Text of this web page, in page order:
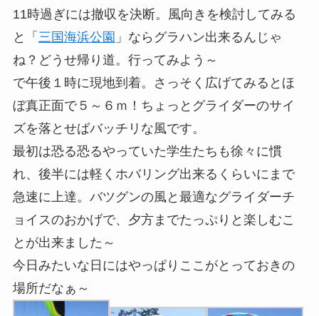
11時過ぎには撤収を決断。風向きを検討してみる
と「 三国海浜公園 」ならグラハン出来るんじゃ
ね？どうせ帰り道。行ってみよう～
で午後１時に現地到着。さっそく広げてみるとほ
ぼ真正面で５～６ｍ！ちょっとグライダーのサイ
ズを落とせばバッチリな風です。
最初は恐る恐るやっていた学生たちも徐々に慣
れ、後半には軽くホバリング出来るくらいにまで
急速に上達。バツグンの風と最適なグライダーチ
ョイスのおかげで、夕方までたっぷりと楽しむこ
とが出来ました～
今日みたいな日にはやっぱりここがとっておきの
場所だなぁ～